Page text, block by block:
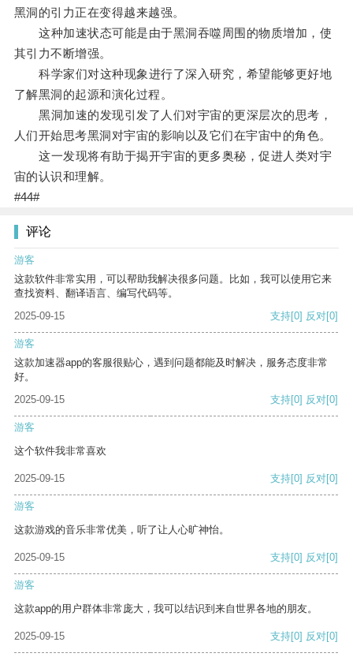
黑洞的引力正在变得越来越强。
这种加速状态可能是由于黑洞吞噬周围的物质增加，使
其引力不断增强。
科学家们对这种现象进行了深入研究，希望能够更好地
了解黑洞的起源和演化过程。
黑洞加速的发现引发了人们对宇宙的更深层次的思考，
人们开始思考黑洞对宇宙的影响以及它们在宇宙中的角色。
这一发现将有助于揭开宇宙的更多奥秘，促进人类对宇
宙的认识和理解。
#44#
评论
游客
这款软件非常实用，可以帮助我解决很多问题。比如，我可以使用它来
查找资料、翻译语言、编写代码等。
2025-09-15
支持[0] 反对[0]
游客
这款加速器app的客服很贴心，遇到问题都能及时解决，服务态度非常
好。
2025-09-15
支持[0] 反对[0]
游客
这个软件我非常喜欢
2025-09-15 支持[0] 反对[0]
游客
这款游戏的音乐非常优美，听了让人心旷神怡。
2025-09-15 支持[0] 反对[0]
游客
这款app的用户群体非常庞大，我可以结识到来自世界各地的朋友。
2025-09-15 支持[0] 反对[0]